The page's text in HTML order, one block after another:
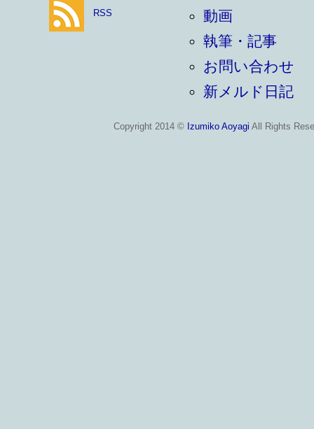
RSS
動画
執筆・記事
お問い合わせ
新メルド日記
Copyright 2014 © Izumiko Aoyagi All Rights